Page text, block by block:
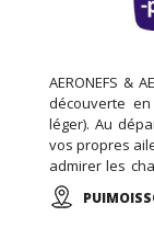
AERONEFS &
découverte
léger). Au
vos propres
admirer les
le lac
apercevant